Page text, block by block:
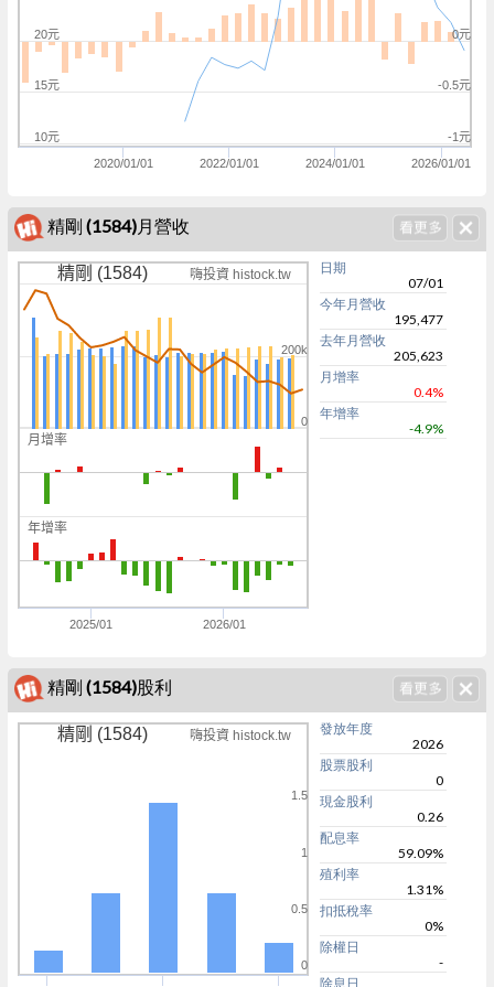
2020/01/01 2022/01/01 2024/01/01 2026/01/01
-1元
-0.5元
0元
10元
15元
20元
精剛 (1584)月營收
月增率
年增率
精剛 (1584) 嗨投資 histock.tw
2025/01 2026/01
0
200k
日期
07/01
今年月營收
195,477
去年月營收
205,623
月增率
0.4%
年增率
-4.9%
精剛 (1584)股利
精剛 (1584) 嗨投資 histock.tw
0
0.5
1
1.5
發放年度
2026
股票股利
0
現金股利
0.26
配息率
59.09%
殖利率
1.31%
扣抵稅率
0%
除權日
-
除息日